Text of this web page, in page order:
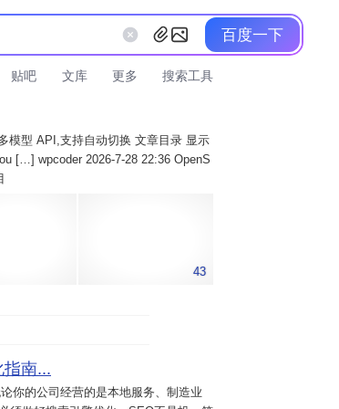
百度一下
贴吧 文库 更多 搜索工具
模型 API,支持自动切换 文章目录 显示
[…] wpcoder 2026-7-28 22:36 OpenS
43
指南...
你的公司经营的是本地服务、制造业